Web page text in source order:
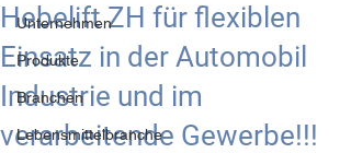
Unternehmen
Produkte
Branchen
Lebensmittelbranche
Hebelift ZH für flexiblen
Einsatz in der Automobil
Industrie und im
verarbeitende Gewerbe!!!